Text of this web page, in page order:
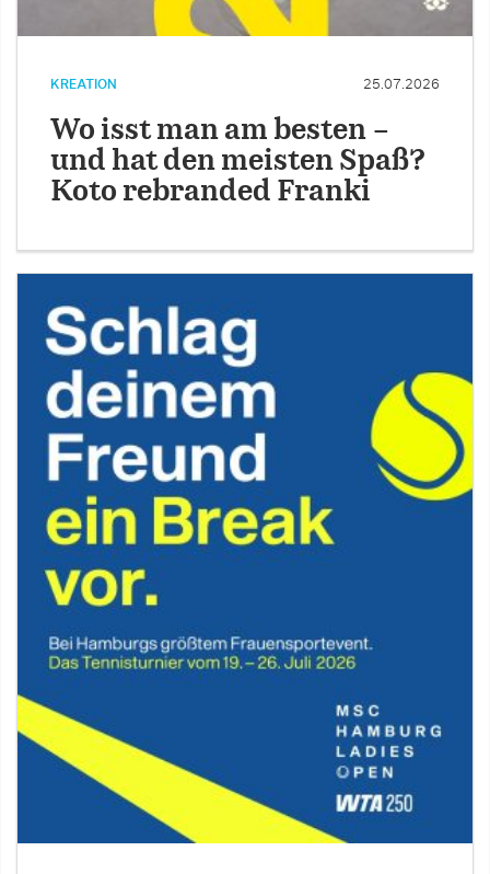
KREATION 25.07.2026
Wo isst man am besten –
und hat den meisten Spaß?
Koto rebranded Franki